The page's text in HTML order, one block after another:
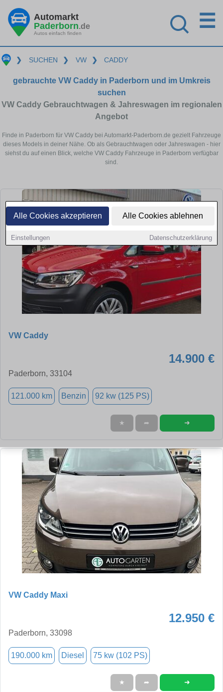
Alle Cookies akzeptieren Alle Cookies ablehnen
Einstellungen Datenschutzerklärung
Automarkt
Paderborn.de
Autos einfach finden
☰
❯ SUCHEN ❯ VW ❯ CADDY
gebrauchte VW Caddy in Paderborn und im Umkreis
suchen
VW Caddy Gebrauchtwagen & Jahreswagen im regionalen
Angebot
Finde in Paderborn für VW Caddy bei Automarkt-Paderborn.de gezielt Fahrzeuge
dieses Models in deiner Nähe. Ob als Gebrauchtwagen oder Jahreswagen - hier
siehst du auf einen Blick, welche VW Caddy Fahrzeuge in Paderborn verfügbar
sind.
VW Caddy
14.900 €
Paderborn, 33104
121.000 km Benzin 92 kw (125 PS)
★ ➦ ➜
VW Caddy Maxi
12.950 €
Paderborn, 33098
190.000 km Diesel 75 kw (102 PS)
★ ➦ ➜